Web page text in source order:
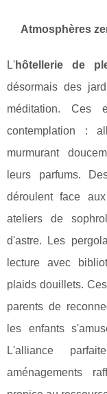
Atmosphères
L'hôtellerie de
désormais des
méditation. Ces
contemplation :
murmurant
leurs parfums.
déroulent face
ateliers de
d'astre. Les
lecture avec
plaids douillets.
parents de
les enfants
L'alliance
aménagements